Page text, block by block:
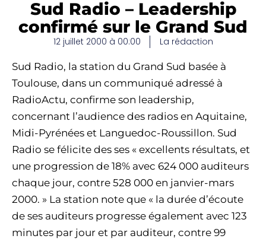
Sud Radio – Leadership
confirmé sur le Grand Sud
12 juillet 2000 à 00:00 La rédaction
Sud Radio, la station du Grand Sud basée à
Toulouse, dans un communiqué adressé à
RadioActu, confirme son leadership,
concernant l’audience des radios en Aquitaine,
Midi-Pyrénées et Languedoc-Roussillon. Sud
Radio se félicite des ses « excellents résultats, et
une progression de 18% avec 624 000 auditeurs
chaque jour, contre 528 000 en janvier-mars
2000. » La station note que « la durée d’écoute
de ses auditeurs progresse également avec 123
minutes par jour et par auditeur, contre 99